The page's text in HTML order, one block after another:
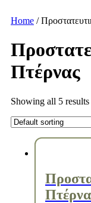
Home /
Πτέρνας
Showing all 5 results